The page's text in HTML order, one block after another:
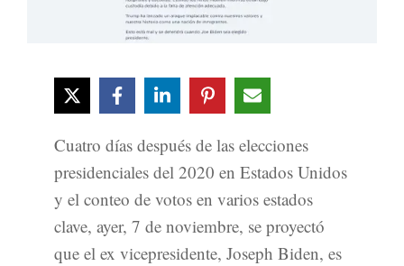
Cuatro días después de las elecciones
presidenciales del 2020 en Estados Unidos
y el conteo de votos en varios estados
clave, ayer, 7 de noviembre, se proyectó
que el ex vicepresidente, Joseph Biden, es